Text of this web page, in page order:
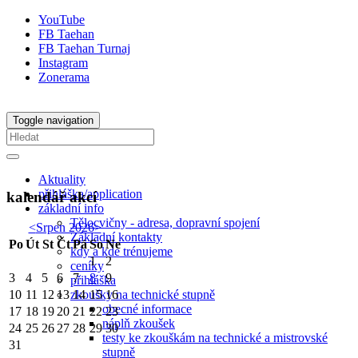
YouTube
FB Taehan
FB Taehan Turnaj
Instagram
Zonerama
Toggle navigation
Aktuality
přihláška/application
základní info
Tělocvičny - adresa, dopravní spojení
Základní kontakty
kdy a kde trénujeme
ceníky
přihláška
zkoušky na technické stupně
obecné informace
náplň zkoušek
testy ke zkouškám na technické a mistrovské
stupně
kalendář akcí
<Srpen 2026>
PoÚt St ČtPáSoNe
1
2
3
4 5 6 7 8
9
10 11 1213 14 15 16
17 18 1920 21 22 23
24 25 2627 28 29 30
31